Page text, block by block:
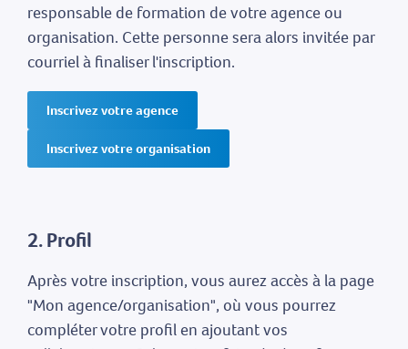
responsable de formation de votre agence ou
organisation. Cette personne sera alors invitée par
courriel à finaliser l'inscription.
Inscrivez votre agence
Inscrivez votre organisation
2. Profil
Après votre inscription, vous aurez accès à la page
"Mon agence/organisation", où vous pourrez
compléter votre profil en ajoutant vos